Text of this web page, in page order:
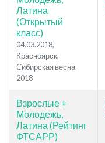
Латина
(Открытый
класс)
04.03.2018,
Красноярск,
Сибирская весна
2018
Взрослые +
Молодежь,
Латина (Рейтинг
ФТСАРР)